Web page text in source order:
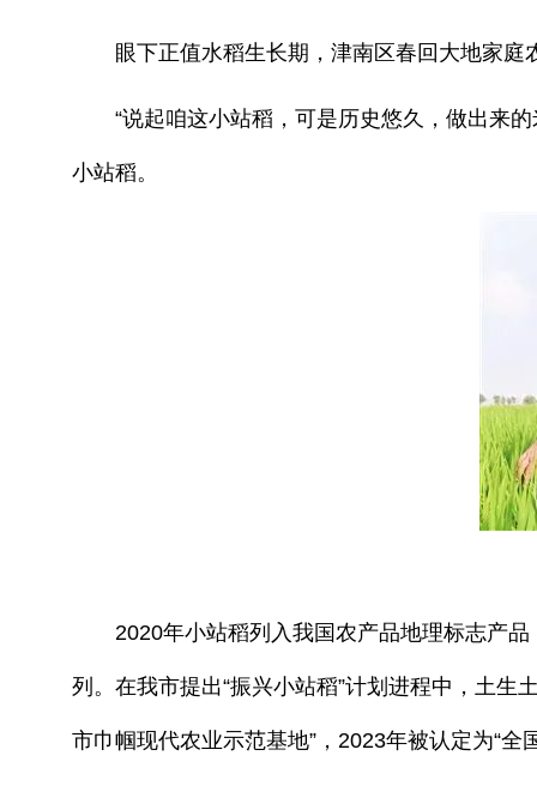
眼下正值水稻生长期，津南区春回大地家庭
“说起咱这小站稻，可是历史悠久，做出来的
小站稻。
2020年小站稻列入我国农产品地理标志产品
列。在我市提出“振兴小站稻”计划进程中，土
市巾帼现代农业示范基地”，2023年被认定为“全